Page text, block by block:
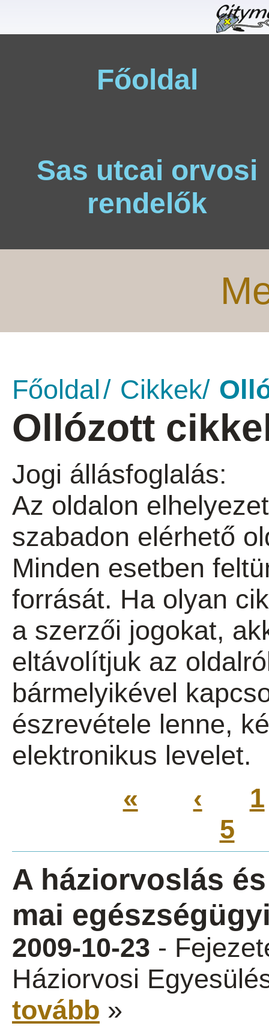
Főoldal
Sas utcai orvosi
rendelők
Főoldal Cikkek
Ollózott
Jogi állásfoglalás:
Az oldalon
szabadon elérhető
Minden esetben
forrását. Ha olyan
a szerzői jogokat,
eltávolítjuk az
bármelyikével
észrevétele lenne,
elektronikus levelet.
«
‹
1
5
A háziorvoslás
mai
2009-10-23 -
Háziorvosi
tovább »